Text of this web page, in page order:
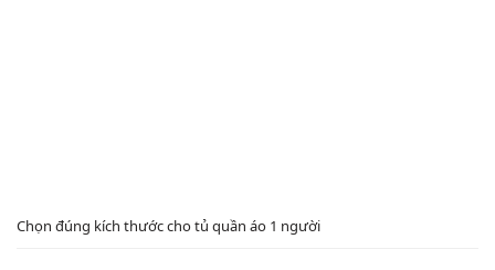
Chọn đúng kích thước cho tủ quần áo 1 người